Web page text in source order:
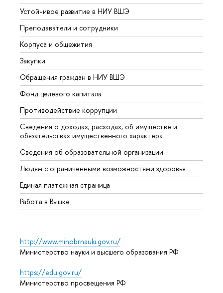
Устойчивое развитие в НИУ ВШЭ
Преподаватели и сотрудники
Корпуса и общежития
Закупки
Обращения граждан в НИУ ВШЭ
Фонд целевого капитала
Противодействие коррупции
Сведения о доходах, расходах, об имуществе и
обязательствах имущественного характера
Сведения об образовательной организации
Людям с ограниченными возможностями здоровья
Единая платежная страница
Работа в Вышке
http://www.minobrnauki.gov.ru/
Министерство науки и высшего образования РФ
https://edu.gov.ru/
Министерство просвещения РФ